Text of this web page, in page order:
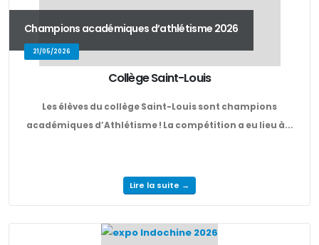
Champions académiques d’athlétisme 2026
21/05/2026
Collège Saint-Louis
Les élèves du collège Saint-Louis sont champions
académiques d’Athlétisme ! La compétition a eu lieu à...
Lire la suite →